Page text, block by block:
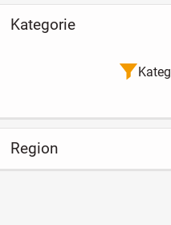
Kategorie
Region